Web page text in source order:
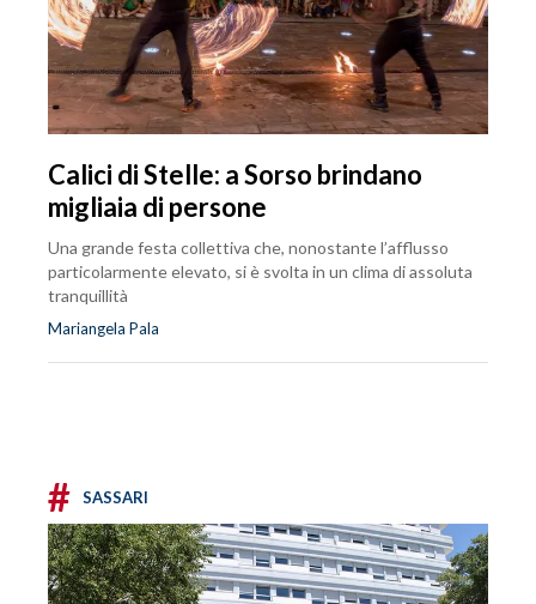
Calici di Stelle: a Sorso brindano
migliaia di persone
Una grande festa collettiva che, nonostante l’afflusso
particolarmente elevato, si è svolta in un clima di assoluta
tranquillità
Mariangela Pala
# SASSARI